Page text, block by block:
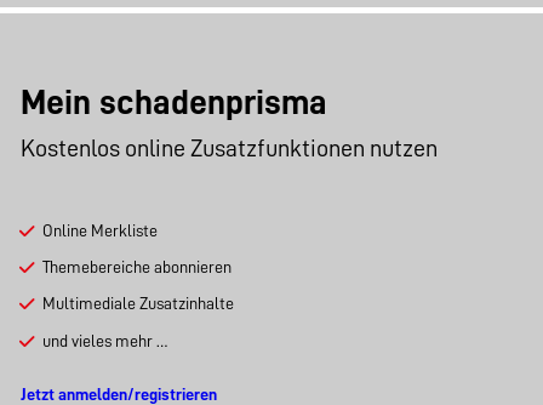
Mein schadenprisma
Kostenlos online Zusatzfunktionen nutzen
Online Merkliste
Themebereiche abonnieren
Multimediale Zusatzinhalte
und vieles mehr …
Jetzt anmelden/registrieren